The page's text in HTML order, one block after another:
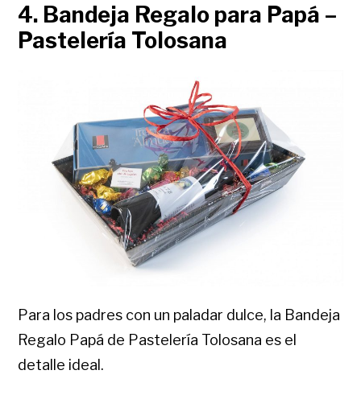
4. Bandeja Regalo para Papá –
Pastelería Tolosana
Para los padres con un paladar dulce, la Bandeja
Regalo Papá de Pastelería Tolosana es el
detalle ideal.